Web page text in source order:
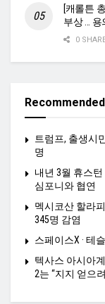
[캐롤튼
부상 … 용
0
Recommended
트럼프, 출생시
명
내년 3월 휴스
심포니와 협연
멕시코산 할라
345명 감염
스페이스X · 테
텍사스 아시아
2는 “지지 얻으